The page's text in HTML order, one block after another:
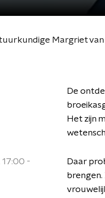
Margriet
-
De
Het zijn
Daar
brengen.